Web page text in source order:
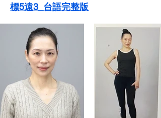
標5遠3_台語完整版